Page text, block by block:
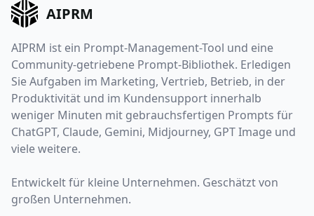
AIPRM
AIPRM ist ein Prompt-Management-Tool und eine
Community-getriebene Prompt-Bibliothek. Erledigen
Sie Aufgaben im Marketing, Vertrieb, Betrieb, in der
Produktivität und im Kundensupport innerhalb
weniger Minuten mit gebrauchsfertigen Prompts für
ChatGPT, Claude, Gemini, Midjourney, GPT Image und
viele weitere.
Entwickelt für kleine Unternehmen. Geschätzt von
großen Unternehmen.